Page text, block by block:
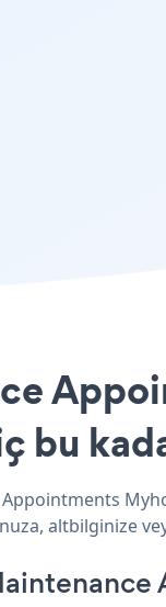
bu
altbilginize